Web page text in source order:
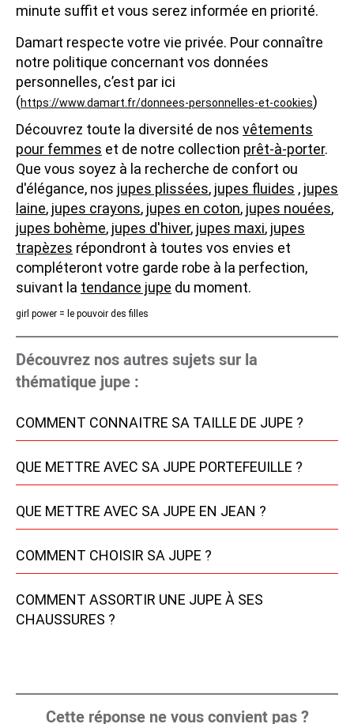
minute suffit et vous serez informée en priorité.
Damart respecte votre vie privée. Pour connaître
notre politique concernant vos données
personnelles, c’est par ici
(https://www.damart.fr/donnees-personnelles-et-cookies)
Découvrez toute la diversité de nos vêtements
pour femmes et de notre collection prêt-à-porter.
Que vous soyez à la recherche de confort ou
d'élégance, nos jupes plissées, jupes fluides , jupes
laine, jupes crayons, jupes en coton, jupes nouées,
jupes bohème, jupes d'hiver, jupes maxi, jupes
trapèzes répondront à toutes vos envies et
compléteront votre garde robe à la perfection,
suivant la tendance jupe du moment.
girl power = le pouvoir des filles
Découvrez nos autres sujets sur la
thématique jupe :
COMMENT CONNAITRE SA TAILLE DE JUPE ?
QUE METTRE AVEC SA JUPE PORTEFEUILLE ?
QUE METTRE AVEC SA JUPE EN JEAN ?
COMMENT CHOISIR SA JUPE ?
COMMENT ASSORTIR UNE JUPE À SES
CHAUSSURES ?
Cette réponse ne vous convient pas ?